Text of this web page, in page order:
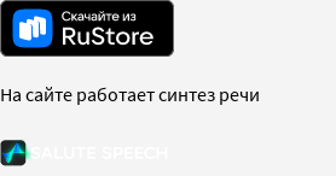
На сайте работает синтез речи